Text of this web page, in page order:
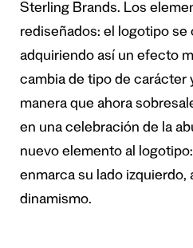
Sterling Brands. Los
rediseñados: el logotipo se
adquiriendo así un efecto
cambia de tipo de carácter
manera que ahora
en una celebración de la
nuevo elemento al
enmarca su lado izquierdo,
dinamismo.